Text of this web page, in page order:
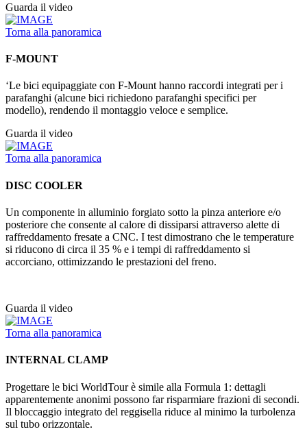
Guarda il video
Torna alla panoramica
F-MOUNT
‘Le bici equipaggiate con F-Mount hanno raccordi integrati per i
parafanghi (alcune bici richiedono parafanghi specifici per
modello), rendendo il montaggio veloce e semplice.
Guarda il video
Torna alla panoramica
DISC COOLER
Un componente in alluminio forgiato sotto la pinza anteriore e/o
posteriore che consente al calore di dissiparsi attraverso alette di
raffreddamento fresate a CNC. I test dimostrano che le temperature
si riducono di circa il 35 % e i tempi di raffreddamento si
accorciano, ottimizzando le prestazioni del freno.
Guarda il video
Torna alla panoramica
INTERNAL CLAMP
Progettare le bici WorldTour è simile alla Formula 1: dettagli
apparentemente anonimi possono far risparmiare frazioni di secondi.
Il bloccaggio integrato del reggisella riduce al minimo la turbolenza
sul tubo orizzontale.